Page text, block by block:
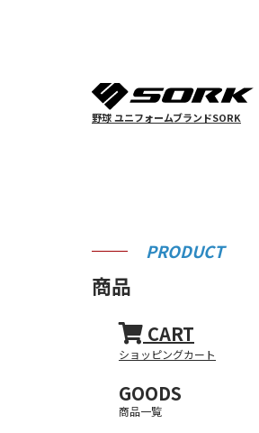
野球 ユニフォームブランドSORK
PRODUCT
商品
CART
ショッピングカート
GOODS
商品一覧